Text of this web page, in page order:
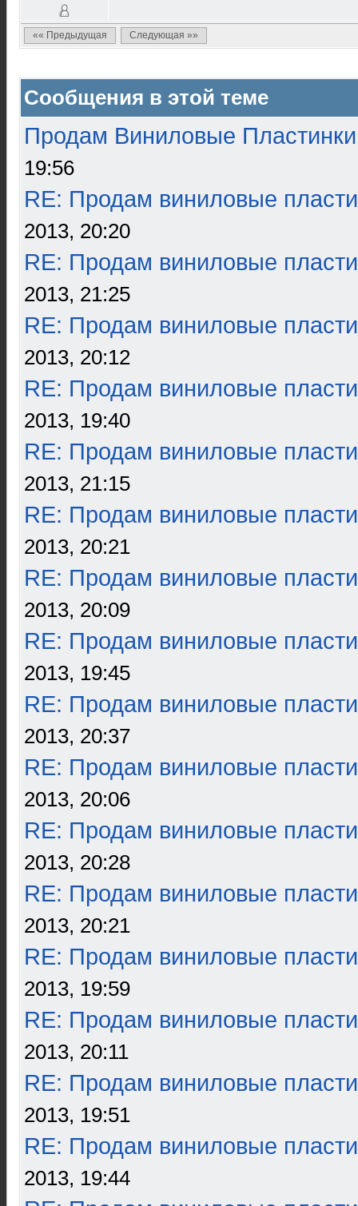
«« Предыдущая Следующая »»
Сообщения в этой теме
Продам Виниловые Пластинки
19:56
RE: Продам виниловые
2013, 20:20
RE: Продам виниловые
2013, 21:25
RE: Продам виниловые
2013, 20:12
RE: Продам виниловые
2013, 19:40
RE: Продам виниловые
2013, 21:15
RE: Продам виниловые
2013, 20:21
RE: Продам виниловые
2013, 20:09
RE: Продам виниловые
2013, 19:45
RE: Продам виниловые
2013, 20:37
RE: Продам виниловые
2013, 20:06
RE: Продам виниловые
2013, 20:28
RE: Продам виниловые
2013, 20:21
RE: Продам виниловые
2013, 19:59
RE: Продам виниловые
2013, 20:11
RE: Продам виниловые
2013, 19:51
RE: Продам виниловые
2013, 19:44